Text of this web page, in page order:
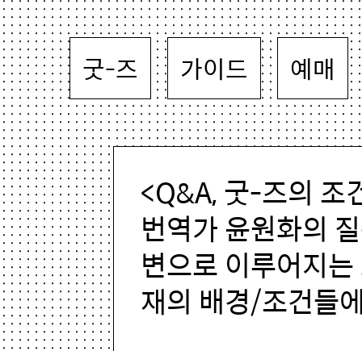
굿-즈 가이드 예매
<Q&A, 굿-즈의 조
번역가 윤원화의
변으로 이루어지
재의 배경/조건들